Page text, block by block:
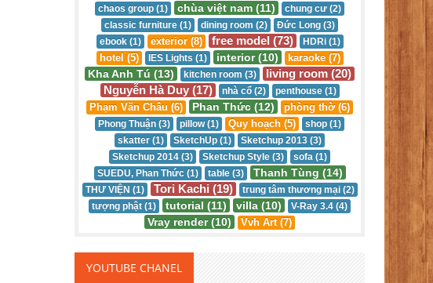
chaos group (1)
chùa việt nam (11)
chung cư (2)
classic furniture (1)
dining room (2)
Đức Long (3)
ebook (1)
exterior (8) free model (73) HDRi (1)
hotel (5) IES Lights (1) interior (10) karaoke (7)
Kha Anh Tú (13) kitchen room (3)
living room (20)
Nguyễn Hà Duy (17)
nhà cổ (2) penthouse (1)
Phạm Văn Châu (6) Phan Thức (12) phòng thờ (6)
Phong Thuận (3) pillow (1) Quy hoạch (5)
shop (1)
skatter (1)
SketchUp (1)
Sketchup 2013 (3)
Sketchup 2014 (3)
Sketchup Style (3)
sofa (1)
SUEDU, Phan Thức (1)
table (3) Thanh Tùng (14)
THƯ VIỆN (1) Tori Kachi (19)
trung tâm thương mại (2)
tượng phật (1)
tutorial (11) villa (10) V-Ray 3.4 (4)
Vray render (10) Vvh Art (7)
YOUTUBE CHANEL